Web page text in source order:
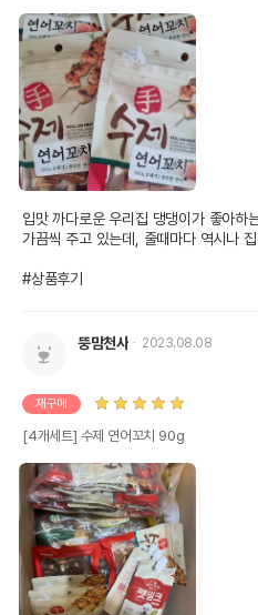
입맛 까다로운 우리집 댕댕이가 좋아하
가끔씩 주고 있는데, 줄때마다 역시나
#상품후기
뚱맘천사 2023.08.08
재구매
[4개세트] 수제 연어꼬치 90g